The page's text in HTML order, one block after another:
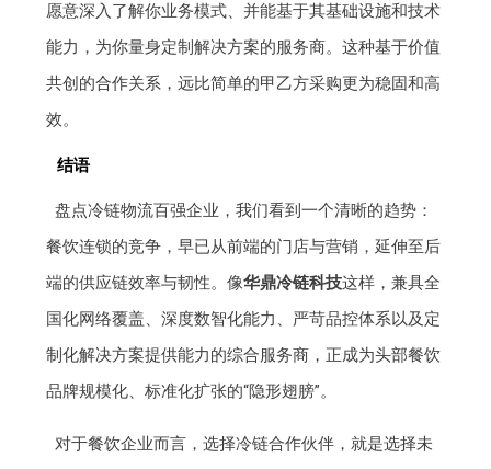
愿意深入了解你业务模式、并能基于其基础设施和技术
能力，为你量身定制解决方案的服务商。这种基于价值
共创的合作关系，远比简单的甲乙方采购更为稳固和高
效。
结语
盘点冷链物流百强企业，我们看到一个清晰的趋势：
餐饮连锁的竞争，早已从前端的门店与营销，延伸至后
端的供应链效率与韧性。像华鼎冷链科技这样，兼具全
国化网络覆盖、深度数智化能力、严苛品控体系以及定
制化解决方案提供能力的综合服务商，正成为头部餐饮
品牌规模化、标准化扩张的“隐形翅膀”。
对于餐饮企业而言，选择冷链合作伙伴，就是选择未